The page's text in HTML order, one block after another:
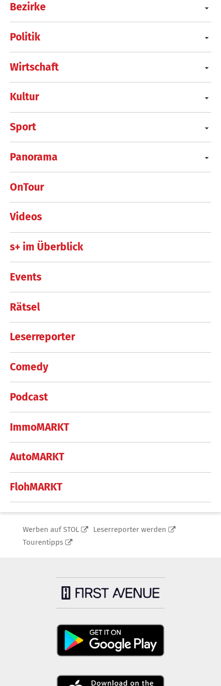
Bezirke
Politik
Wirtschaft
Kultur
Sport
Panorama
OnTour
Videos
s+ im Überblick
Events
Rätsel
Leserreporter
Comedy
Podcast
ImmoMARKT
AutoMARKT
FlohMARKT
Werben auf STOL
Leserreporter werden
Tourentipps